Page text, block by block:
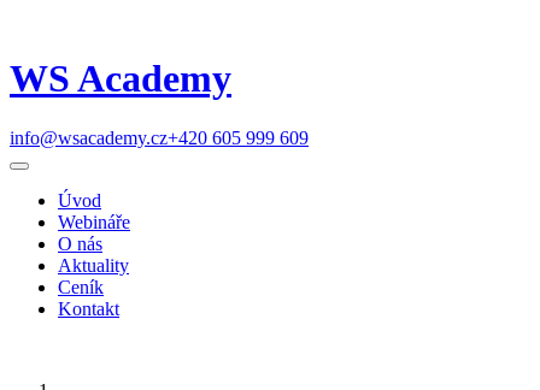
WS Academy
info@wsacademy.cz+420 605 999 609
Úvod
Webináře
O nás
Aktuality
Ceník
Kontakt